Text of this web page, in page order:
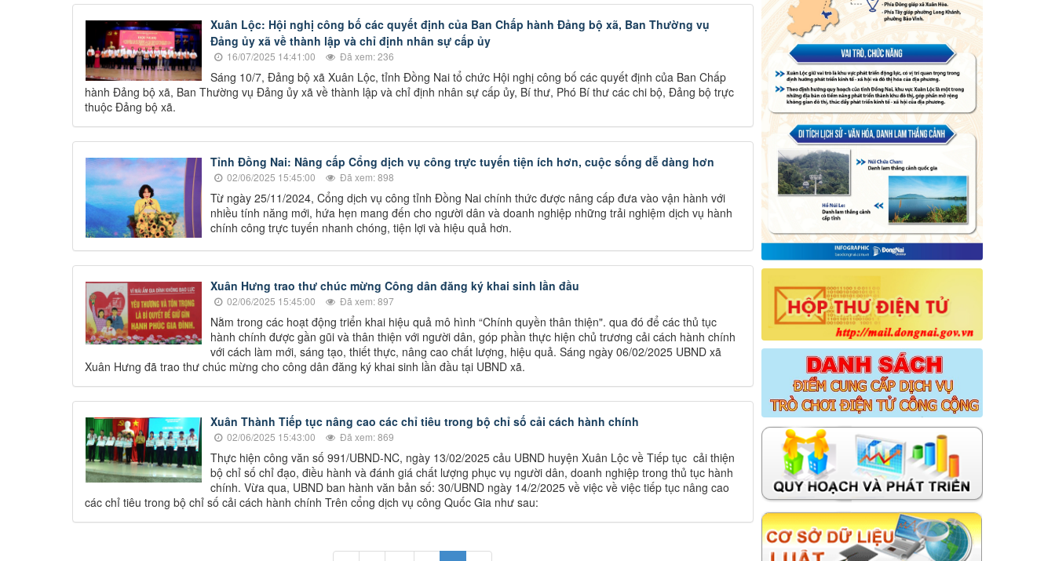
Xuân Lộc: Hội nghị công bố các quyết định của Ban Chấp hành Đảng bộ xã, Ban Thường vụ
Đảng ủy xã về thành lập và chỉ định nhân sự cấp ủy
16/07/2025 14:41:00 Đã xem: 236
Sáng 10/7, Đảng bộ xã Xuân Lộc, tỉnh Đồng Nai tổ chức Hội nghị công bố các quyết định của Ban Chấp
hành Đảng bộ xã, Ban Thường vụ Đảng ủy xã về thành lập và chỉ định nhân sự cấp ủy, Bí thư, Phó Bí thư các chi bộ, Đảng bộ trực
thuộc Đảng bộ xã.
Tỉnh Đồng Nai: Nâng cấp Cổng dịch vụ công trực tuyến tiện ích hơn, cuộc sống dễ dàng hơn
02/06/2025 15:45:00 Đã xem: 898
Từ ngày 25/11/2024, Cổng dịch vụ công tỉnh Đồng Nai chính thức được nâng cấp đưa vào vận hành với
nhiều tính năng mới, hứa hẹn mang đến cho người dân và doanh nghiệp những trải nghiệm dịch vụ hành
chính công trực tuyến nhanh chóng, tiện lợi và hiệu quả hơn​.
Xuân Hưng trao thư chúc mừng Công dân đăng ký khai sinh lần đầu
02/06/2025 15:45:00 Đã xem: 897
Nằm trong các hoạt động triển khai hiệu quả mô hình “Chính quyền thân thiện". qua đó để các thủ tục
hành chính được gần gũi và thân thiện với người dân, góp phần thực hiện chủ trương cải cách hành chính
với cách làm mới, sáng tạo, thiết thực, nâng cao chất lượng, hiệu quả. Sáng ngày 06/02/2025 UBND xã
Xuân Hưng đã trao thư chúc mừng cho công dân đăng ký khai sinh lần đầu tại UBND xã.
Xuân Thành Tiếp tục nâng cao các chỉ tiêu trong bộ chỉ số cải cách hành chính
02/06/2025 15:43:00 Đã xem: 869
Thực hiện công văn số 991/UBND-NC, ngày 13/02/2025 cảu UBND huyện Xuân Lộc về Tiếp tục cải thiện
bộ chỉ số chỉ đạo, điều hành và đánh giá chất lượng phục vụ người dân, doanh nghiệp trong thủ tục hành
chính. Vừa qua, UBND ban hành văn bản số: 30/UBND ngày 14/2/2025 về việc về việc tiếp tục nâng cao
các chỉ tiêu trong bộ chỉ số cải cách hành chính Trên cổng dịch vụ công Quốc Gia như sau: